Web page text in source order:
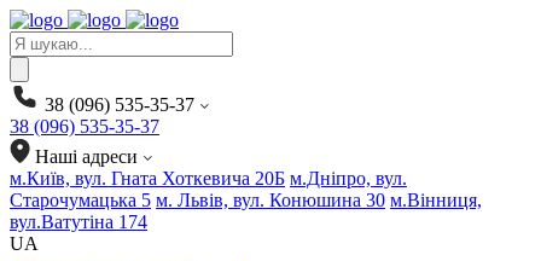
Products
search
38 (096) 535-35-37
38 (096) 535-35-37
Наші адреси
м.Київ, вул. Гната Хоткевича 20Б м.Дніпро, вул.
Старочумацька 5 м. Львів, вул. Конюшина 30 м.Вінниця,
вул.Ватутіна 174
UA